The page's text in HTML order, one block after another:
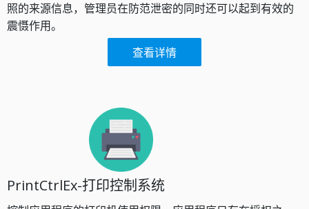
照的来源信息，管理员在防范泄密的同时还可以起到有效的
震慑作用。
查看详情
PrintCtrlEx-打印控制系统